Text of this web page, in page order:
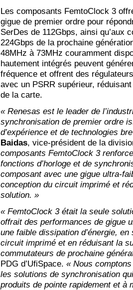
Les composants FemtoClock 3
gigue de premier ordre pour
SerDes de 112Gbps, ainsi qu’aux
224Gbps de la prochaine
48MHz à 73MHz couramment
hautement intégrés peuvent
fréquence et offrent des
avec un PSRR supérieur,
de la carte.
« Renesas est le leader de
synchronisation de premier ordre
d’expérience et de technologies
Baidas, vice-président de la
composants FemtoClock 3
fonctions d’horloge et de
composant avec une gigue ultra-
conception du circuit imprimé et
solution. »
« FemtoClock 3 était la seule
offrait des performances de gigue
une faible dissipation d’énergie,
circuit imprimé et en réduisant la
commutateurs de prochaine
PDG d’UfiSpace. « Nous
les solutions de synchronisation
produits de pointe rapidement et à